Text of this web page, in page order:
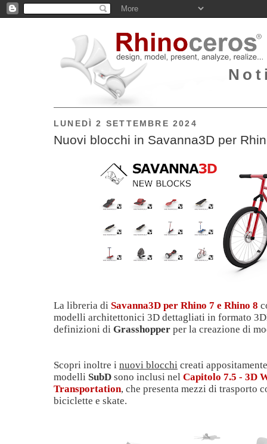
LUNEDÌ 2 SETTEMBRE 2024
Nuovi blocchi in Savanna3D per
La libreria di Savanna3D per Rhino 7 e Rhino 8
modelli architettonici 3D dettagliati in formato
definizioni di Grasshopper per la creazione di
Scopri inoltre i nuovi blocchi creati
modelli SubD sono inclusi nel Capitolo 7.5 - 3D
Transportation, che presenta mezzi di trasporto
biciclette e skate.